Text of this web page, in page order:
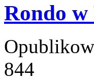
Rondo w
844